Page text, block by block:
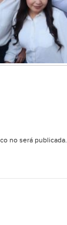
no será publicada.